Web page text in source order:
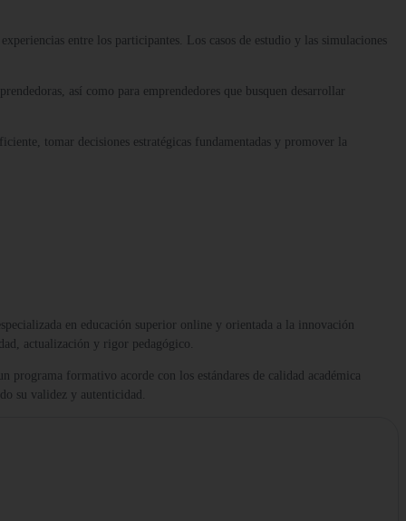
entre los participantes. Los casos de estudio y las simulaciones
así como para emprendedores que busquen desarrollar
tomar decisiones estratégicas fundamentadas y promover la
en educación superior online y orientada a la innovación
actualización y rigor pedagógico.
formativo acorde con los estándares de calidad académica
su validez y autenticidad.